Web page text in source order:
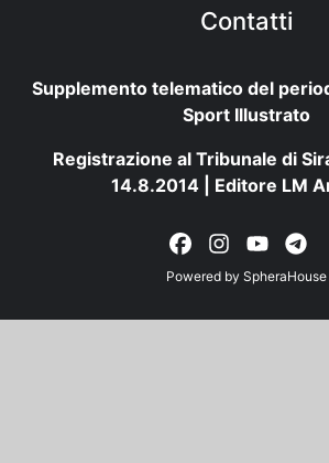
Contatti
Supplemento telematico del
Sport Illustrato
Registrazione al Tribunale di
14.8.2014 | Editore LM
Powered by SpheraHouse